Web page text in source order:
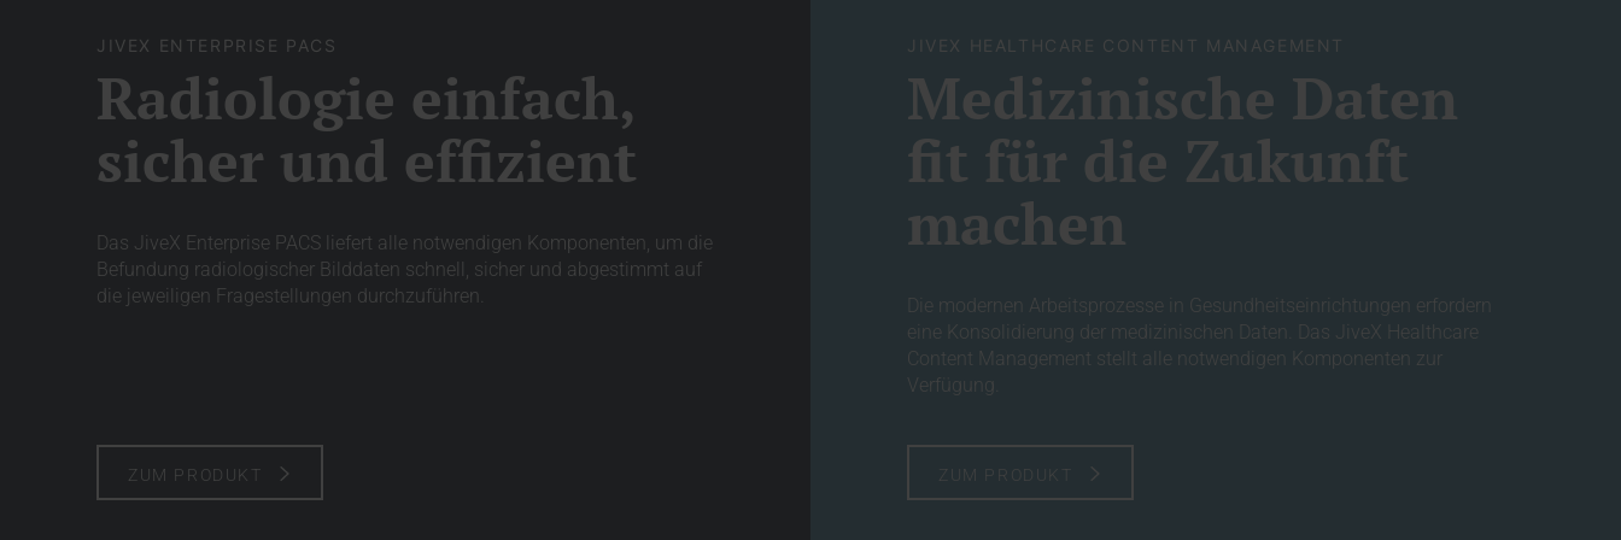
JIVEX ENTERPRISE PACS
Radiologie einfach,
sicher und effizient
Das JiveX Enterprise PACS liefert alle notwendigen Komponenten, um die
Befundung radiologischer Bilddaten schnell, sicher und abgestimmt auf
die jeweiligen Fragestellungen durchzuführen.
ZUM PRODUKT
JIVEX HEALTHCARE CONTENT MANAGEMENT
Medizinische Daten
fit für die Zukunft
machen
Die modernen Arbeitsprozesse in Gesundheitseinrichtungen erfordern
eine Konsolidierung der medizinischen Daten. Das JiveX Healthcare
Content Management stellt alle notwendigen Komponenten zur
Verfügung.
ZUM PRODUKT